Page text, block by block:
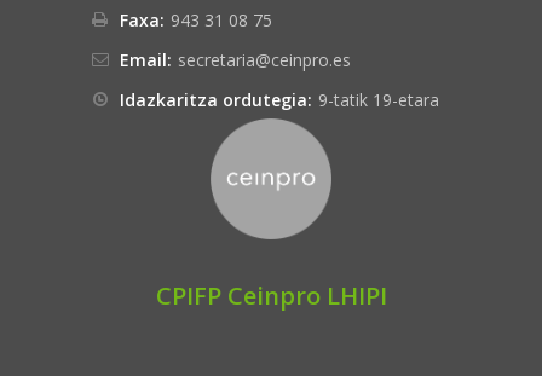
Faxa: 943 31 08 75
Email: secretaria@ceinpro.es
Idazkaritza ordutegia: 9-tatik 19-etara
CPIFP Ceinpro LHIPI